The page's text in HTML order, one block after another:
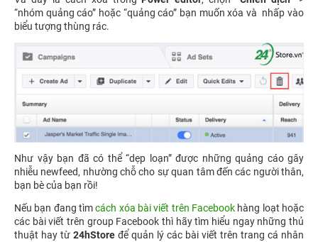
“nhóm quảng cáo” hoặc “quảng cáo” bạn muốn xóa và nhấp vào
biểu tượng thùng rác.
Như vậy bạn đã có thể “dẹp loạn” được những quảng cáo gây
nhiễu newfeed, nhường chỗ cho sự quan tâm đến các người thân,
bạn bè của bạn rồi!
Nếu bạn đang tìmcách xóa bài viết trên Facebook hàng loạt hoặc
các bài viết trên group Facebook thì hãy tìm hiểu ngay những thủ
thuật hay từ 24hStore để quản lý các bài viết trên trang cá nhân